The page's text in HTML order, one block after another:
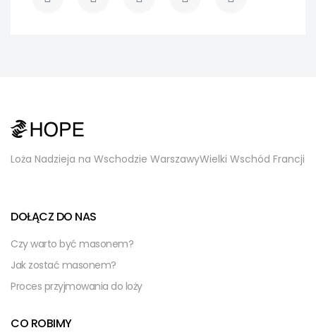
Loża Nadzieja na Wschodzie WarszawyWielki Wschód Francji
DOŁĄCZ DO NAS
Czy warto być masonem?
Jak zostać masonem?
Proces przyjmowania do loży
CO ROBIMY